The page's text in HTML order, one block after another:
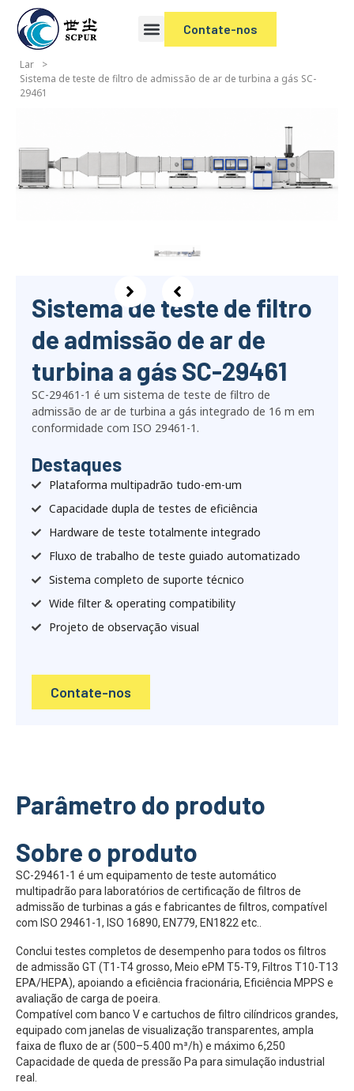
Contate-nos
Lar
>
Sistema de teste de filtro de admissão de ar de turbina a gás SC-
29461
Sistema de teste de filtro
de admissão de ar de
turbina a gás SC-29461
SC-29461-1 é um sistema de teste de filtro de
admissão de ar de turbina a gás integrado de 16 m em
conformidade com ISO 29461-1.
Destaques
Plataforma multipadrão tudo-em-um
Capacidade dupla de testes de eficiência
Hardware de teste totalmente integrado
Fluxo de trabalho de teste guiado automatizado
Sistema completo de suporte técnico
Wide filter & operating compatibility
Projeto de observação visual
Contate-nos
Parâmetro do produto
Sobre o produto
SC-29461-1 é um equipamento de teste automático
multipadrão para laboratórios de certificação de filtros de
admissão de turbinas a gás e fabricantes de filtros, compatível
com ISO 29461-1, ISO 16890, EN779, EN1822 etc..
Conclui testes completos de desempenho para todos os filtros
de admissão GT (T1-T4 grosso, Meio ePM T5-T9, Filtros T10-T13
EPA/HEPA), apoiando a eficiência fracionária, Eficiência MPPS e
avaliação de carga de poeira.
Compatível com banco V e cartuchos de filtro cilíndricos grandes,
equipado com janelas de visualização transparentes, ampla
faixa de fluxo de ar (500–5.400 m³/h) e máximo 6,250
Capacidade de queda de pressão Pa para simulação industrial
real.